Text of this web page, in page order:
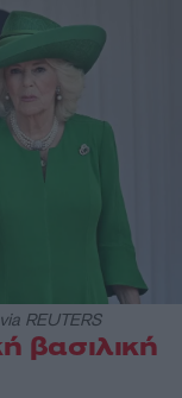
REUTERS
βασιλική